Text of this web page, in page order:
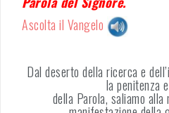
Ascolta il Vangelo
Dal deserto della ricerca e
la penitenza
della Parola, saliamo